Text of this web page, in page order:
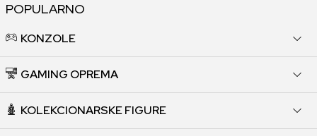
POPULARNO
KONZOLE
GAMING OPREMA
KOLEKCIONARSKE FIGURE